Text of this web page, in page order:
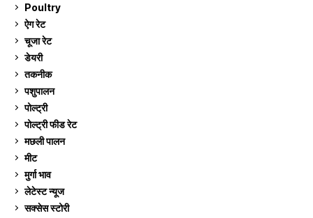
Poultry
ऐग रेट
चूजा रेट
डेयरी
तकनीक
पशुपालन
पोल्ट्री
पोल्ट्री फीड रेट
मछली पालन
मीट
मुर्गा भाव
लेटेस्ट न्यूज
सक्सेस स्टो‍री